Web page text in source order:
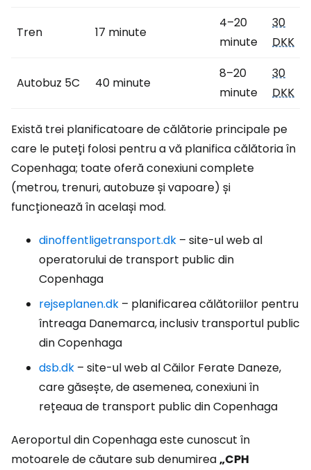
Tren 17 minute
4–20
minute
30
DKK
Autobuz 5C 40 minute
8–20
minute
30
DKK
Există trei planificatoare de călătorie principale pe
care le puteți folosi pentru a vă planifica călătoria în
Copenhaga; toate oferă conexiuni complete
(metrou, trenuri, autobuze și vapoare) și
funcționează în același mod.
dinoffentligetransport.dk – site-ul web al
operatorului de transport public din
Copenhaga
rejseplanen.dk – planificarea călătoriilor pentru
întreaga Danemarca, inclusiv transportul public
din Copenhaga
dsb.dk – site-ul web al Căilor Ferate Daneze,
care găsește, de asemenea, conexiuni în
rețeaua de transport public din Copenhaga
Aeroportul din Copenhaga este cunoscut în
motoarele de căutare sub denumirea„CPH